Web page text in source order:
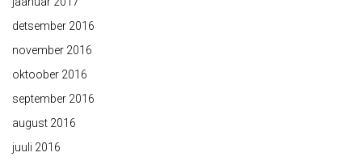
detsember 2016
november 2016
oktoober 2016
september 2016
august 2016
juuli 2016